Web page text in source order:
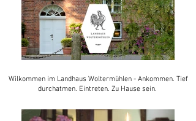
Wilkommen im Landhaus Woltermühlen - Ankommen. Tief
durchatmen. Eintreten. Zu Hause sein.